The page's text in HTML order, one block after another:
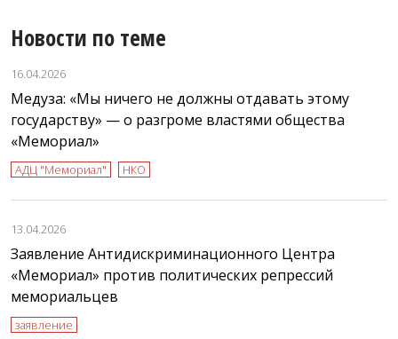
Новости по теме
16.04.2026
Медуза: «Мы ничего не должны отдавать этому
государству» — о разгроме властями общества
«Мемориал»
АДЦ "Мемориал" НКО
13.04.2026
Заявление Антидискриминационного Центра
«Мемориал» против политических репрессий
мемориальцев
заявление